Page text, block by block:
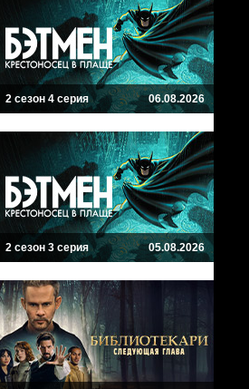
2 сезон 4 серия 06.08.2026
2 сезон 3 серия 05.08.2026